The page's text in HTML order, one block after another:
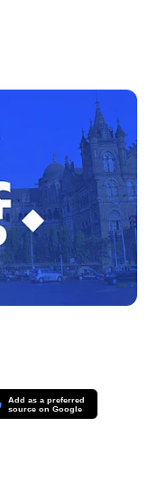
Add as a preferred
source on Google